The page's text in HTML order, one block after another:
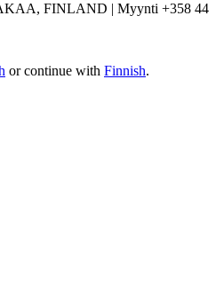
FINLAND | Myynti +358 44
or continue with Finnish.